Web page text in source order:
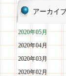
アーカイブ
2020年05月
2020年04月
2020年03月
2020年02月